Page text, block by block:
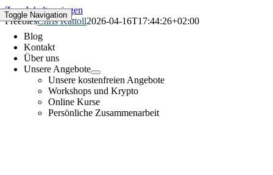
Zum Inhalt springen
FreebiesChris Kattoll2026-04-16T17:44:26+02:00
Toggle Navigation
Blog
Kontakt
Über uns
Unsere Angebote
Unsere kostenfreien Angebote
Workshops und Krypto
Online Kurse
Persönliche Zusammenarbeit